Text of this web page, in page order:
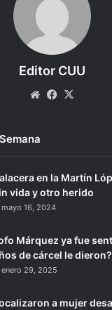
Editor CUU
WebsiteFacebook
en la Martín
vida y otro herido
mayo 16, 2024
Márquez ya fue
de cárcel le dieron?
enero 29, 2025
a mujer